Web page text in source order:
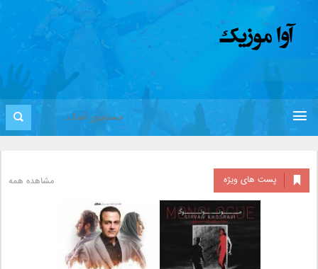
پست های ویژه مشاهده همه